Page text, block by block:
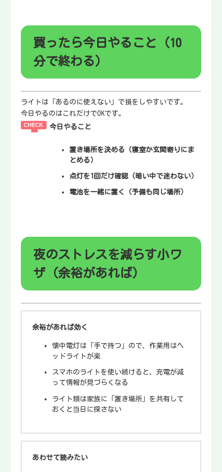
買ったら今日やること（10
分で終わる）
ライトは「あるのに使えない」で損をしやすいです。
今日やるのはこれだけでOKです。
今日やること
置き場所を決める （寝室か玄関寄りにま
とめる）
点灯を1回だけ確認 （暗い中で迷わない）
電池を一緒に置く （予備も同じ場所）
夜のストレスを減らす小ワ
ザ（余裕があれば）
余裕があれば効く
懐中電灯は「手で持つ」ので、作業用はヘ
ッドライトが楽
スマホのライトを使い続けると、充電が減
って情報が見づらくなる
ライト類は家族に「置き場所」を共有して
おくと当日に探さない
あわせて読みたい